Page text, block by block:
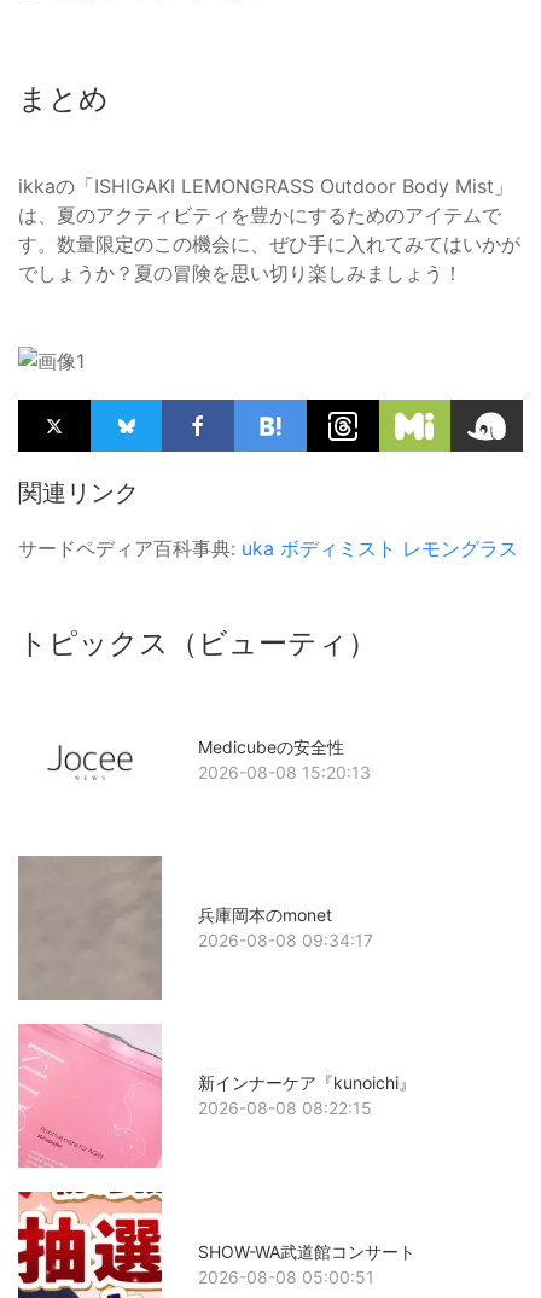
まとめ
ikkaの「ISHIGAKI LEMONGRASS Outdoor Body Mist」
は、夏のアクティビティを豊かにするためのアイテムで
す。数量限定のこの機会に、ぜひ手に入れてみてはいかが
でしょうか？夏の冒険を思い切り楽しみましょう！
関連リンク
サードペディア百科事典: uka ボディミスト レモングラス
トピックス（ビューティ）
Medicubeの安全性
2026-08-08 15:20:13
兵庫岡本のmonet
2026-08-08 09:34:17
新インナーケア『kunoichi』
2026-08-08 08:22:15
SHOW-WA武道館コンサート
2026-08-08 05:00:51